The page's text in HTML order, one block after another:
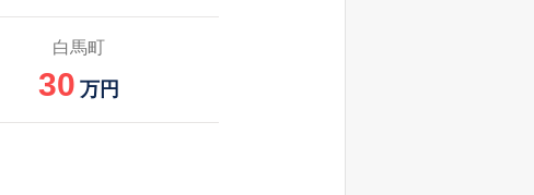
白馬町
30 万円